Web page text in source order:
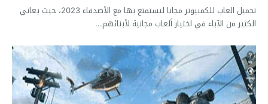
تحميل العاب للكمبيوتر مجانا لتستمتع بها مع الأصدقاء 2023، حيث يعاني
الكثير من الآباء في اختيار ألعاب مجانية لأبنائهم...